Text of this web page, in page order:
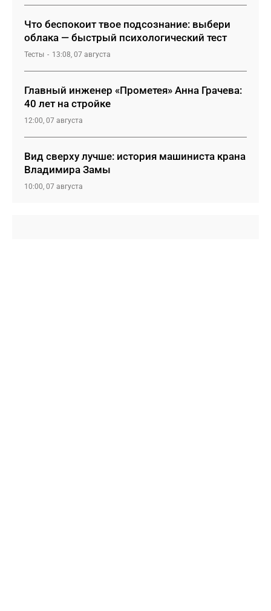
Что беспокоит твое подсознание: выбери
облака — быстрый психологический тест
Тесты 13:08, 07 августа
Главный инженер «Прометея» Анна Грачева:
40 лет на стройке
12:00, 07 августа
Вид сверху лучше: история машиниста крана
Владимира Замы
10:00, 07 августа